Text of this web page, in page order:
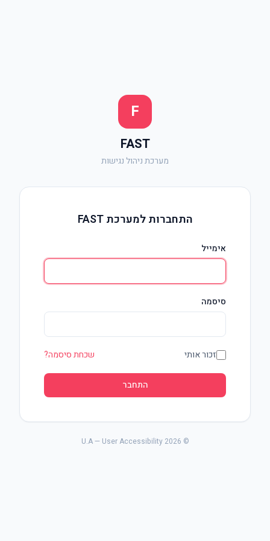
F
FAST
מערכת ניהול נגישות
התחברות למערכת FAST
אימייל
סיסמה
זכור אותי שכחת סיסמה?
התחבר
© 2026 U.A — User Accessibility